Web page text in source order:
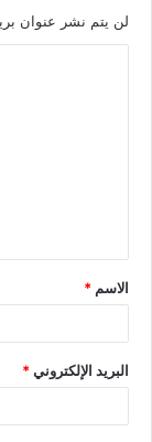
لن يتم نشر عنوان
الاسم *
البريد الإلكتروني*